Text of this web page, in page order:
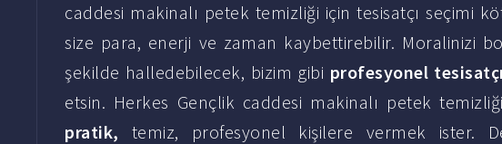
caddesi makinalı petek temizliği için tesisatçı seçimi
size para, enerji ve zaman kaybettirebilir. Moralinizi
şekilde halledebilecek, bizim gibi profesyonel
etsin. Herkes Gençlik caddesi makinalı petek
pratik, temiz, profesyonel kişilere vermek ister.